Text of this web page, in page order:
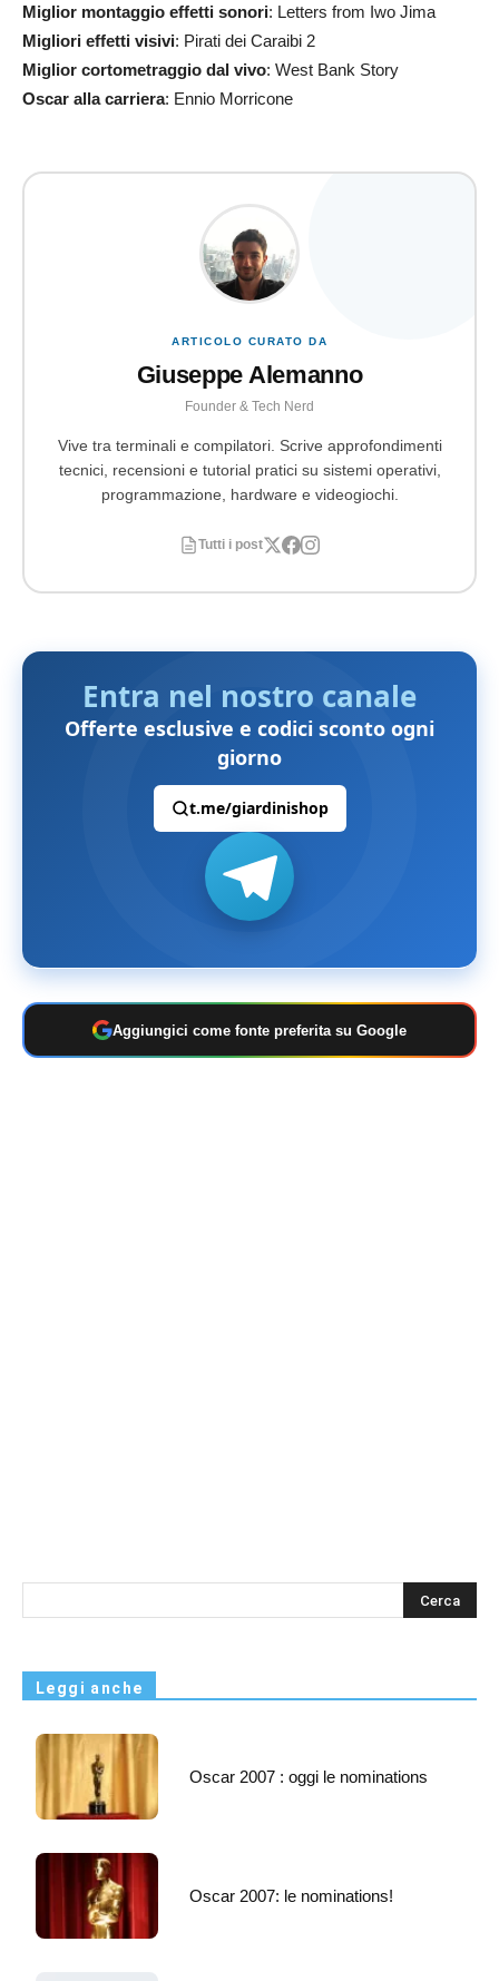
Miglior montaggio effetti sonori: Letters from Iwo Jima
Migliori effetti visivi: Pirati dei Caraibi 2
Miglior cortometraggio dal vivo: West Bank Story
Oscar alla carriera: Ennio Morricone
ARTICOLO CURATO DA
Giuseppe Alemanno
Founder & Tech Nerd
Vive tra terminali e compilatori. Scrive approfondimenti
tecnici, recensioni e tutorial pratici su sistemi operativi,
programmazione, hardware e videogiochi.
Tutti i post
Entra nel nostro canale
Offerte esclusive e codici sconto ogni
giorno
t.me/giardinishop
Aggiungici come fonte preferita su Google
s
Leggi anche
Oscar 2007 : oggi le nominations
Oscar 2007: le nominations!